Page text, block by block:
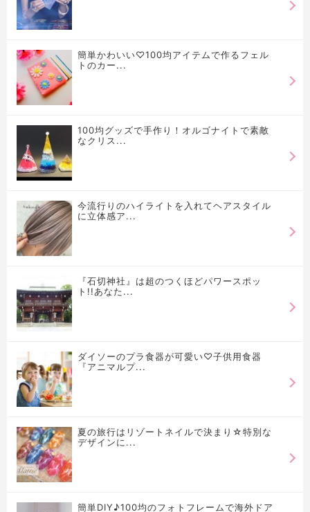
簡単かわいい♡100均アイテムで作るフェル
トのカー...
100均グッズで手作り！オルゴナイトで素敵
なクリス...
今流行りのハイライトを入れてヘアスタイル
に立体感ア...
『石切神社』は超のつくほどパワースポッ
ト!!あなた...
ダイソーのプラ食器が可愛い♡子供用食器
『アニマルプ...
夏の旅行はリゾートネイルで決まり☆特別な
デザインに...
簡単DIY♪100均のフォトフレームで海外ドア